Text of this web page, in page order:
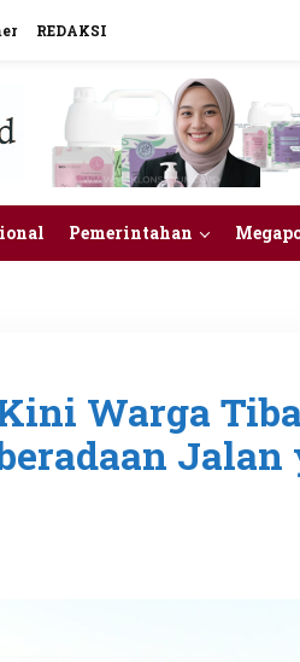
REDAKSI
Pemerintahan
Warga
Jalan